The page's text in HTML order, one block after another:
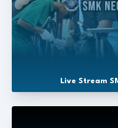
Live Stream